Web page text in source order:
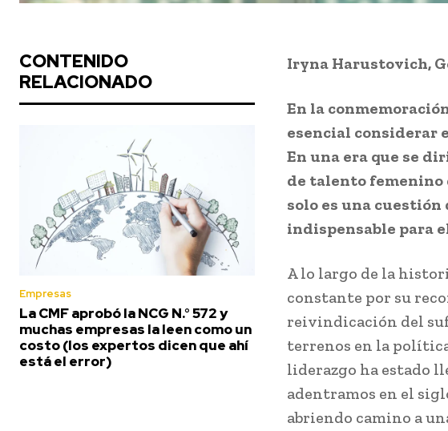
CONTENIDO
RELACIONADO
Empresas
La CMF aprobó la NCG N.° 572 y
muchas empresas la leen como un
costo (los expertos dicen que ahí
está el error)
Iryna Harustovich,
En la
esencial considerar
En una era que se
de talento femenino
solo es una
indispensable para
A lo largo de la
constante por su
reivindicación del
terrenos en la
liderazgo ha estado
adentramos en el
abriendo camino a